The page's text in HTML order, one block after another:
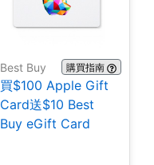
Best Buy 購買指南
買$100 Apple Gift
Card送$10 Best
Buy eGift Card